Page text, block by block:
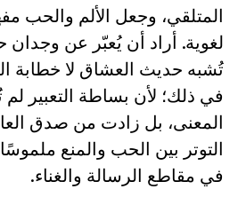
المتلقي، وجعل الألم والحب
لغوية. أراد أن يُعبّر عن وجدان
تُشبه حديث العشاق لا خطابة
في ذلك؛ لأن بساطة التعبير
المعنى، بل زادت من صدق
التوتر بين الحب والمنع
في مقاطع الرسالة والغناء.